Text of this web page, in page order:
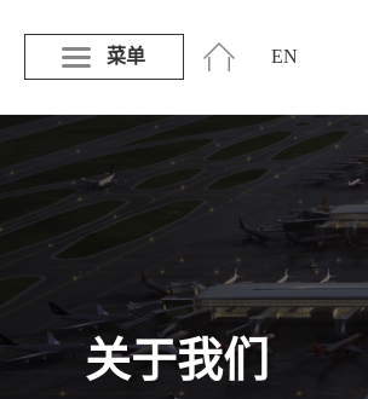
菜单 EN
关于我们